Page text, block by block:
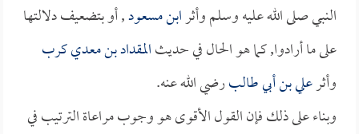
النبي صلى الله عليه وسلم وأثرابن مسعود, أو بتضعيف دلالتها
على ما أرادوا, كما هو الحال في حديثالمقداد بن معدي كرب
وأثرعلي بن أبي طالبرضي الله عنه.
وبناء على ذلك فإن القول الأقوى هو وجوب مراعاة الترتيب في